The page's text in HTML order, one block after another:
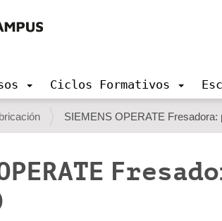
Ciclos Formativos
SIEMENS OPERATE
OPERATE